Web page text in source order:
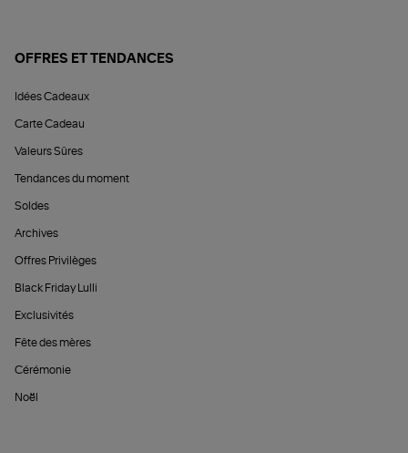
OFFRES ET TENDANCES
Idées Cadeaux
Carte Cadeau
Valeurs Sûres
Tendances du moment
Soldes
Archives
Offres Privilèges
Black Friday Lulli
Exclusivités
Fête des mères
Cérémonie
Noël